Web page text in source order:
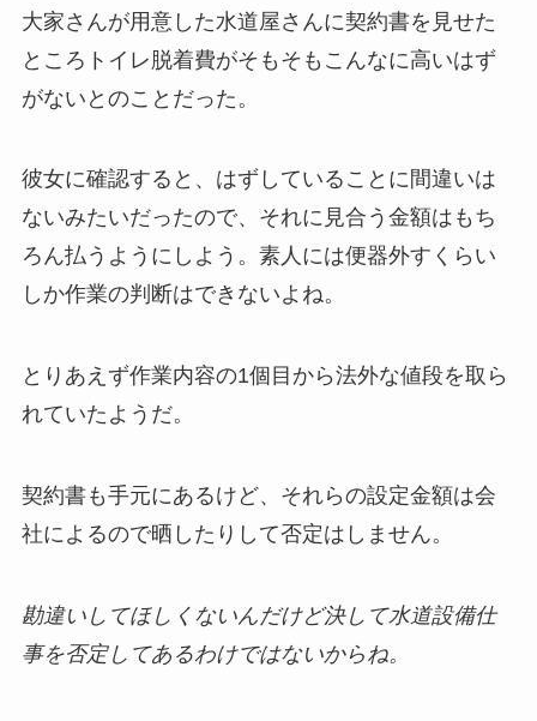
大家さんが用意した水道屋さんに契約書を見せた
ところトイレ脱着費がそもそもこんなに高いはず
がないとのことだった。
彼女に確認すると、はずしていることに間違いは
ないみたいだったので、それに見合う金額はもち
ろん払うようにしよう。素人には便器外すくらい
しか作業の判断はできないよね。
とりあえず作業内容の1個目から法外な値段を取ら
れていたようだ。
契約書も手元にあるけど、それらの設定金額は会
社によるので晒したりして否定はしません。
勘違いしてほしくないんだけど決して水道設備仕
事を否定してあるわけではないからね。